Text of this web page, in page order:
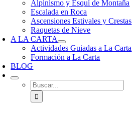
Alpinismo y Esquí de Montaña
Escalada en Roca
Ascensiones Estivales y Crestas
Raquetas de Nieve
A LA CARTA
Actividades Guiadas a La Carta
Formación a La Carta
BLOG
Buscar: